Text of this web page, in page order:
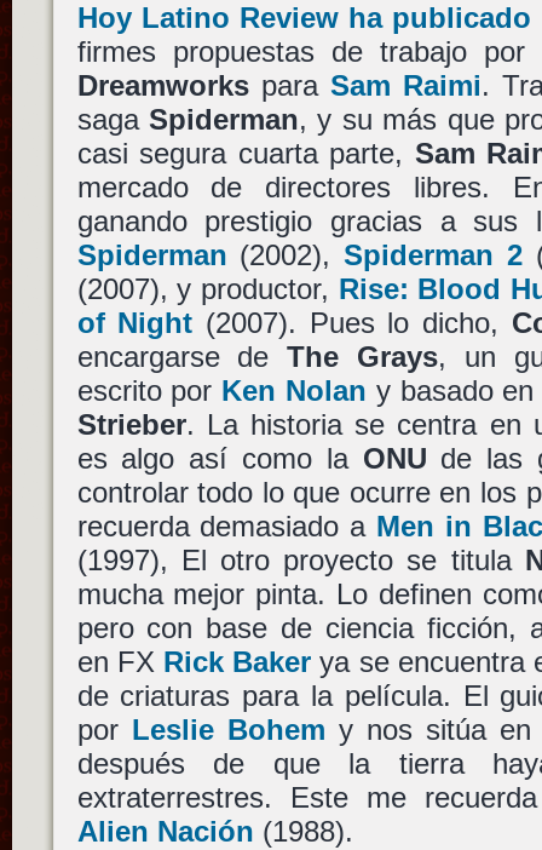
Hoy Latino Review ha publicado
firmes propuestas de trabajo
Dreamworkspara Sam Raimi.
saga Spiderman, y su más que
casi segura cuarta parte, Sam
mercado de directores libres.
ganando prestigio gracias a sus
Spiderman (2002),Spiderman 2
(2007), y productor, Rise: Blood
of Night (2007). Pues lo dicho,
encargarse deThe Grays, un
escrito por Ken Nolan y basado
Strieber. La historia se centra en
es algo así como la ONU de las
controlar todo lo que ocurre en los
recuerda demasiado a Men in
(1997), El otro proyecto se titula
mucha mejor pinta. Lo definen
pero con base de ciencia ficción,
en FX Rick Baker ya se encuentra
de criaturas para la película. El
por Leslie Bohem y nos sitúa
después de que la tierra
extraterrestres. Este me
Alien Nación (1988).